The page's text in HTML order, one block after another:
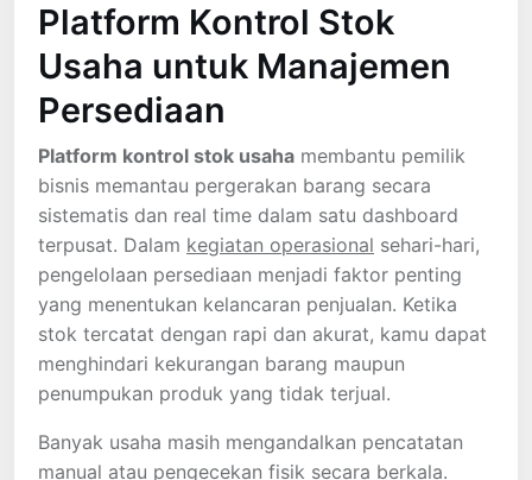
Platform Kontrol Stok
Usaha untuk Manajemen
Persediaan
Platform kontrol stok usaha membantu pemilik
bisnis memantau pergerakan barang secara
sistematis dan real time dalam satu dashboard
terpusat. Dalam kegiatan operasional sehari-hari,
pengelolaan persediaan menjadi faktor penting
yang menentukan kelancaran penjualan. Ketika
stok tercatat dengan rapi dan akurat, kamu dapat
menghindari kekurangan barang maupun
penumpukan produk yang tidak terjual.
Banyak usaha masih mengandalkan pencatatan
manual atau pengecekan fisik secara berkala.